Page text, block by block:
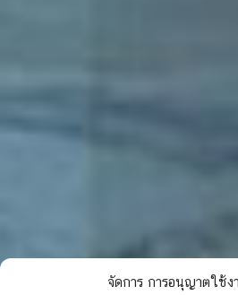
จัดการ การอนุญาตใช้ง